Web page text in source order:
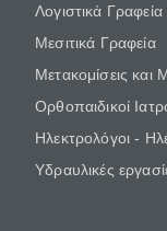
Λογιστικά Γραφεία
Μεσιτικά Γραφεία
Μετακομίσεις και
Ορθοπαιδικοί
Ηλεκτρολόγοι -
Υδραυλικές